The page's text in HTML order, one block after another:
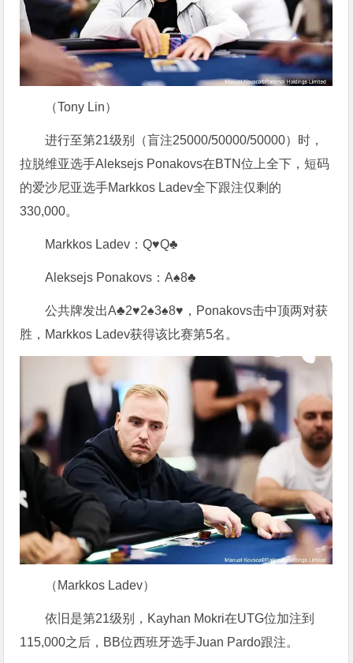
（Tony Lin）
进行至第21级别（盲注25000/50000/50000）时，
拉脱维亚选手Aleksejs Ponakovs在BTN位上全下，短码
的爱沙尼亚选手Markkos Ladev全下跟注仅剩的
330,000。
Markkos Ladev：Q♥Q♣
Aleksejs Ponakovs：A♠8♣
公共牌发出A♣2♥2♠3♠8♥，Ponakovs击中顶两对获
胜，Markkos Ladev获得该比赛第5名。
（Markkos Ladev）
依旧是第21级别，Kayhan Mokri在UTG位加注到
115,000之后，BB位西班牙选手Juan Pardo跟注。